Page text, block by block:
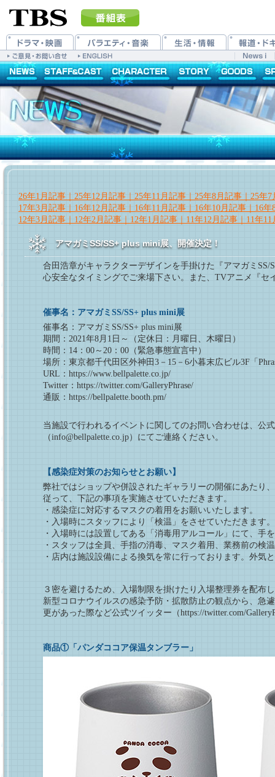
26年1月記事｜ 25年12月記事｜ 25年11月記事｜ 25年8月記事｜ 25年
17年3月記事｜ 16年12月記事｜ 16年11月記事｜ 16年10月記事｜ 16年
12年3月記事｜ 12年2月記事｜ 12年1月記事｜ 11年12月記事｜ 11年
アマガミSS/SS+ plus mini展、開催決定！
合田浩章がキャラクターデザインを手掛けた『アマガミ
心安全なタイミングでご来場下さい。また、TVアニメ『
催事名：アマガミSS/SS+ plus mini展
催事名：アマガミSS/SS+ plus mini展
期間：2021年8月1日～（定休日：月曜日、木曜日）
時間：14：00～20：00（緊急事態宣言中）
場所：東京都千代田区外神田3－15－6小暮末広ビル3F「
URL：https://www.bellpalette.co.jp/
Twitter：https://twitter.com/GalleryPhrase/
通販：https://bellpalette.booth.pm/
当施設で行われるイベントに関してのお問い合わせは、公
（info@bellpalette.co.jp）にてご連絡ください。
【感染症対策のお知らせとお願い】
弊社ではショップや併設されたギャラリーの開催にあたり
従って、下記の事項を実施させていただきます。
・感染症に対応するマスクの着用をお願いいたします。
・入場時にスタッフにより「検温」をさせていただきます。
・入場時には設置してある「消毒用アルコール」にて、手
・スタッフは全員、手指の消毒、マスク着用、業務前の検
・店内は施設設備による換気を常に行っております。外気
３密を避けるため、入場制限を掛けたり入場整理券を配布
新型コロナウイルスの感染予防・拡散防止の観点から、急
更があった際など公式ツイッター（https://twitter.com/
商品①「パンダココア保温タンブラー」